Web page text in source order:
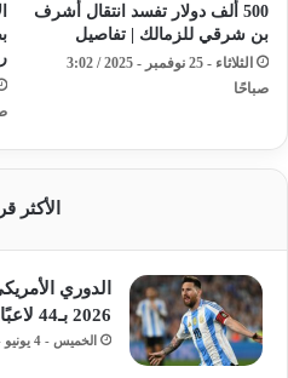
500 ألف دولار تفسد انتقال أشرف
بن شرقي للزمالك | تفاصيل
الثلاثاء - 25 نوفمبر - 2025 / 3:02
صباحًا
الأكثر
الدوري
2026 بـ44 لاعبًا .. ميسي يتصدر القائمة
الخميس - 4 يونيو - 2026 / 12:59 مساءً